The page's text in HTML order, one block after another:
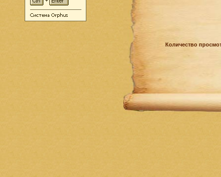
Количество